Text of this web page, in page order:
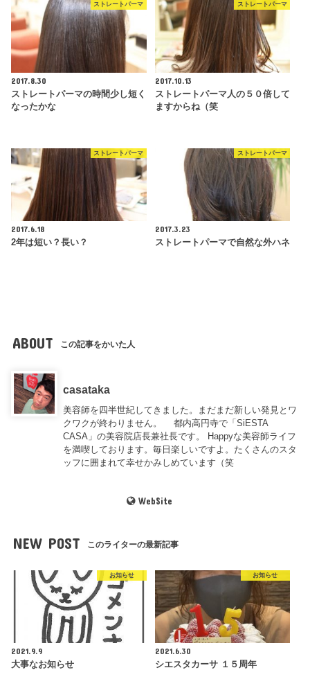
ストレートパーマ
2017.8.30
ストレートパーマの時間少し短く
なったかな
ストレートパーマ
2017.10.13
ストレートパーマ人の５０倍して
ますからね（笑
ストレートパーマ
2017.6.18
2年は短い？長い？
ストレートパーマ
2017.3.23
ストレートパーマで自然な外ハネ
ABOUT この記事をかいた人
casataka
美容師を四半世紀してきました。まだまだ新しい発見とワ
クワクが終わりません。 都内高円寺で「SiESTA
CASA」の美容院店長兼社長です。 Happyな美容師ライフ
を満喫しております。毎日楽しいですよ。たくさんのスタ
ッフに囲まれて幸せかみしめています（笑
WebSite
NEW POST このライターの最新記事
お知らせ
2021.9.9
大事なお知らせ
お知らせ
2021.6.30
シエスタカーサ １５周年